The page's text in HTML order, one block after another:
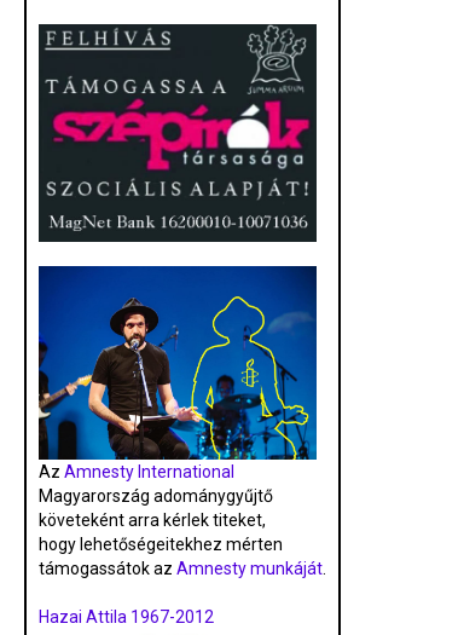
Az Amnesty International
Magyarország adománygyűjtő
követeként arra kérlek titeket,
hogy lehetőségeitekhez mérten
támogassátok az Amnesty munkáját.
Hazai Attila 1967-2012